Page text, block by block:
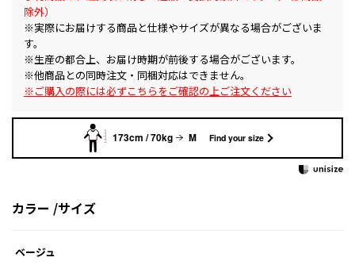
除外）
※実際にお届けする商品と仕様やサイズが異なる場合がございま
す。
※生産の都合上、お届け時期が前後する場合がございます。
※他商品との同時注文・同梱対応はできません。
※ご購入の際には必ずこちらをご確認の上ご注文ください
173cm / 70kg M Find your size
カラー サイズ
ベージュ